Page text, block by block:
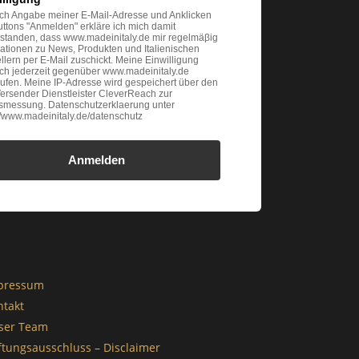
Angabe meiner E-Mail-Adresse und Anklicken
"Anmelden" erkläre ich mich damit
dass www.madeinitaly.de mir regelmäβig
zu News, Produkten und Italienischen
per E-Mail zuschickt. Meine Einwilligung
jederzeit gegenüber www.madeinitaly.de
Meine IP-Adresse wird gespeichert über den
Dienstleister CleverReach zur
Datenschutzerklaerung unter
datenschutz
Anmelden
Team
– Disclaimer